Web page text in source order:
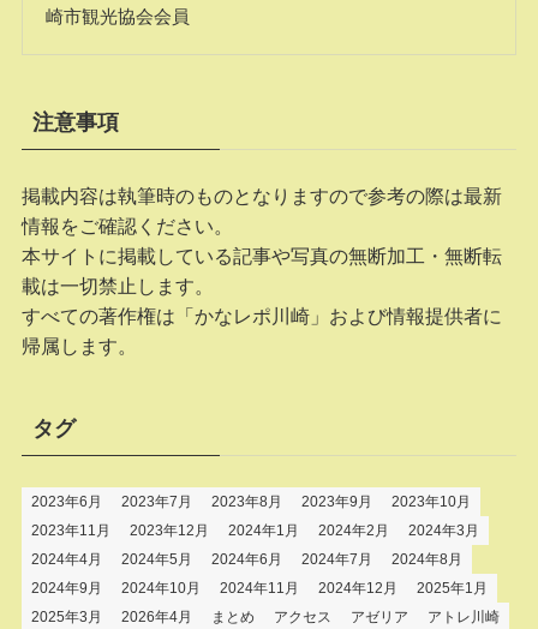
崎市観光協会会員
注意事項
掲載内容は執筆時のものとなりますので参考の際は最新
情報をご確認ください。
本サイトに掲載している記事や写真の無断加工・無断転
載は一切禁止します。
すべての著作権は「かなレポ川崎」および情報提供者に
帰属します。
タグ
2023年6月 2023年7月 2023年8月 2023年9月
2023年10月
2023年11月
2023年12月 2024年1月 2024年2月
2024年3月
2024年4月
2024年5月 2024年6月 2024年7月
2024年8月
2024年9月
2024年10月 2024年11月 2024年12月
2025年1月
2025年3月
2026年4月 まとめ アクセス アゼリア アトレ川崎